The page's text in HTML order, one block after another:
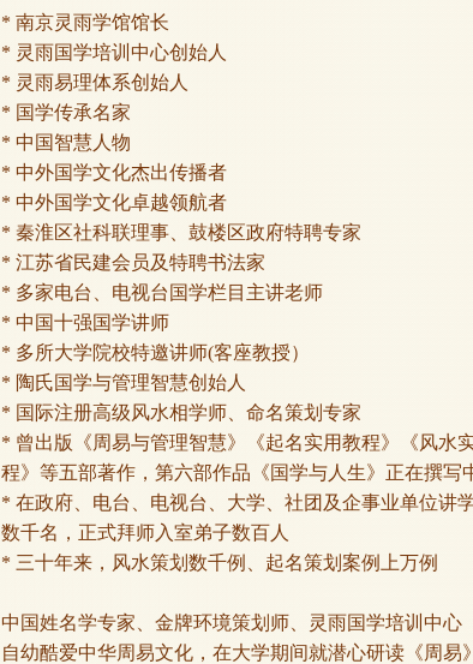
* 南京灵雨学馆馆长
* 灵雨国学培训中心创始人
* 灵雨易理体系创始人
* 国学传承名家
* 中国智慧人物
* 中外国学文化杰出传播者
* 中外国学文化卓越领航者
* 秦淮区社科联理事、鼓楼区政府特聘专家
* 江苏省民建会员及特聘书法家
* 多家电台、电视台国学栏目主讲老师
* 中国十强国学讲师
* 多所大学院校特邀讲师(客座教授）
* 陶氏国学与管理智慧创始人
* 国际注册高级风水相学师、命名策划专家
* 曾出版《周易与管理智慧》《起名实用教程》《风水
程》等五部著作，第六部作品《国学与人生》正在撰写
* 在政府、电台、电视台、大学、社团及企事业单位讲
数千名，正式拜师入室弟子数百人
* 三十年来，风水策划数千例、起名策划案例上万例
中国姓名学专家、金牌环境策划师、灵雨国学培训中心
自幼酷爱中华周易文化，在大学期间就潜心研读《周